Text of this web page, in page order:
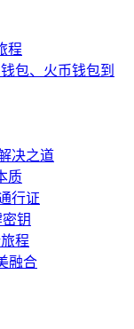
程
包、火币钱包到
决之道
质
行证
钥
程
融合